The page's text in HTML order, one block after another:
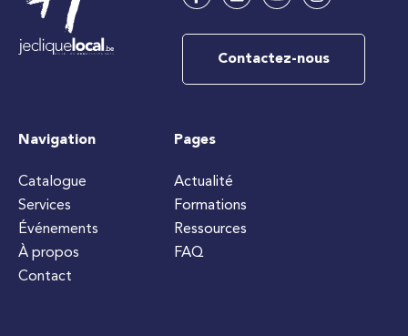
Contactez-nous
Navigation
Catalogue
Services
Événements
À propos
Contact
Pages
Actualité
Formations
Ressources
FAQ